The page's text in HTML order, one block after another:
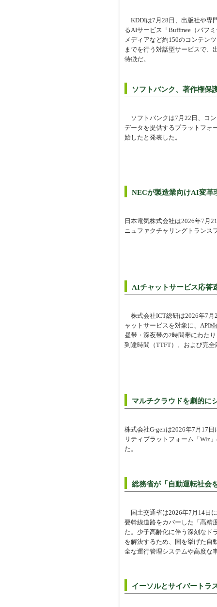
KDDIは7月28日、出版社や専
るAIサービス「Buffmee（バフ
メディアなど約150のコンテン
までを行う対話型サービスで、
特徴だ。
ソフトバンク、著作権保
ソフトバンクは7月22日、コ
データを提供するプラットフォ
始したと発表した。
NECが製造業向けAI変革
日本電気株式会社は2026年7月
ニュファクチャリングトランス
AIチャットサービス応答
株式会社ICT総研は2026年7月
ャットサービスを対象に、API
昼帯・深夜帯の2時間帯にわた
到達時間（TTFT）、および完
マルチクラウドを劇的に
株式会社G-genは2026年7月17
リティプラットフォーム「Wiz
た。
総務省が「自動運転社会
国土交通省は2026年7月14日
要幹線道路をカバーした「高精
た。少子高齢化に伴う深刻なド
を解決するため、国を挙げた自
全な運行管理システムや高度な
イーソルとサイバートラ